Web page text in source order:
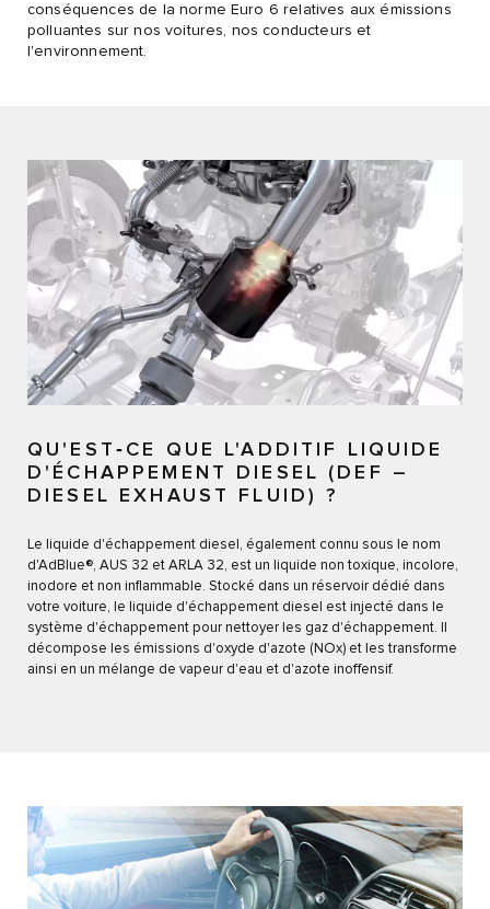
conséquences de la norme Euro 6 relatives aux émissions
polluantes sur nos voitures, nos conducteurs et
l'environnement.
QU'EST‑CE QUE L'ADDITIF LIQUIDE
D'ÉCHAPPEMENT DIESEL (DEF –
DIESEL EXHAUST FLUID) ?
Le liquide d'échappement diesel, également connu sous le nom
d'AdBlue®, AUS 32 et ARLA 32, est un liquide non toxique, incolore,
inodore et non inflammable. Stocké dans un réservoir dédié dans
votre voiture, le liquide d'échappement diesel est injecté dans le
système d'échappement pour nettoyer les gaz d'échappement. Il
décompose les émissions d'oxyde d'azote (NOx) et les transforme
ainsi en un mélange de vapeur d'eau et d'azote inoffensif.